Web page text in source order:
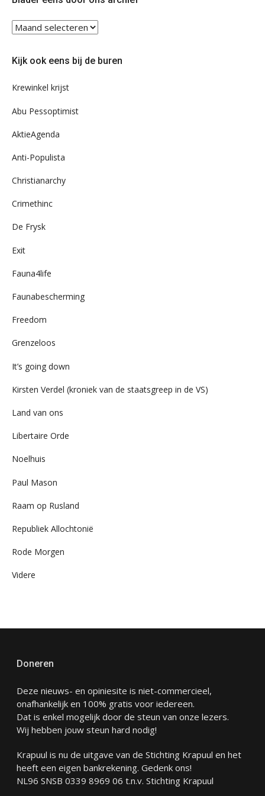
Blader
ons
Kijk ook eens bij de buren
Krewinkel krijst
Abu Pessoptimist
AktieAgenda
Anti-Populista
Christianarchy
Crimethinc
De Frysk
Exit
Fauna4life
Faunabescherming
Freedom
Grenzeloos
It’s going down
Kirsten Verdel (kroniek van de staatsgreep in de VS)
Land van ons
Libertaire Orde
Noelhuis
Paul Mason
Raam op Rusland
Republiek Allochtonië
Rode Morgen
Videre
Doneren
Deze nieuws- en opiniesite is niet-commercieel,
onafhankelijk en 100% gratis voor iedereen.
Dat is enkel mogelijk door de steun van onze lezers.
Wij hebben jouw steun hard nodig!
Krapuul is nu de uitgave van de Stichting Krapuul en het
heeft een eigen bankrekening. Gedenk ons!
NL96 SNSB 0339 8969 06 t.n.v. Stichting Krapuul